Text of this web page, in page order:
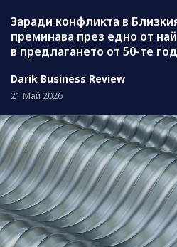
Заради конфликта в
преминава през едно от
в предлагането от 50-те
Darik Business Review
21 Май 2026